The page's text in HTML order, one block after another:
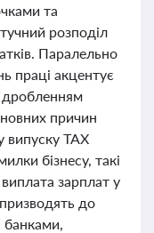
та
розподіл
Паралельно
праці акцентує
дробленням
причин
випуску TAX
бізнесу, такі
зарплат у
до
банками,